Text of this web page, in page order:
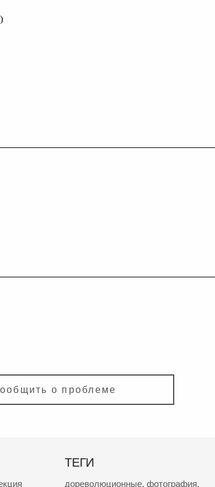
о проблеме
ТЕГИ
дореволюционные, фотография,